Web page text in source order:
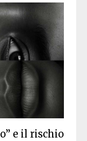
e il rischio